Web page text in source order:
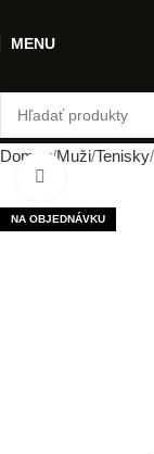
MENU
Domov Muži Tenisky
NA OBJEDNÁVKU